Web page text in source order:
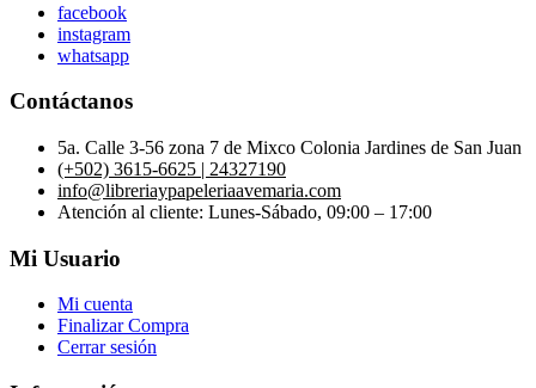
facebook
instagram
whatsapp
Contáctanos
5a. Calle 3-56 zona 7 de Mixco Colonia Jardines de San Juan
(+502) 3615-6625 | 24327190
info@libreriaypapeleriaavemaria.com
Atención al cliente: Lunes-Sábado, 09:00 – 17:00
Mi Usuario
Mi cuenta
Finalizar Compra
Cerrar sesión